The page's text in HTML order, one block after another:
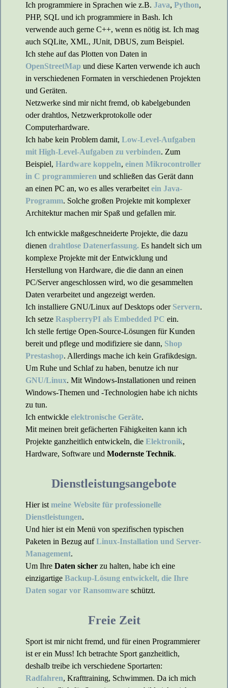
Ich programmiere in Sprachen wie z.B. Java, Python,
PHP, SQL und ich programmiere in Bash. Ich
verwende auch gerne C++, wenn es nötig ist. Ich mag
auch SQLite, XML, JUnit, DBUS, zum Beispiel.
Ich stehe auf das Plotten von Daten in
OpenStreetMap und diese Karten verwende ich auch
in verschiedenen Formaten in verschiedenen Projekten
und Geräten.
Netzwerke sind mir nicht fremd, ob kabelgebunden
oder drahtlos, Netzwerkprotokolle oder
Computerhardware.
Ich habe kein Problem damit, Low-Level-Aufgaben
mit High-Level-Aufgaben zu verbinden. Zum
Beispiel, Hardware koppeln, einen Mikrocontroller
in C programmieren und schließen das Gerät dann
an einen PC an, wo es alles verarbeitet ein Java-
Programm. Solche großen Projekte mit komplexer
Architektur machen mir Spaß und gefallen mir.
Ich entwickle maßgeschneiderte Projekte, die dazu
dienen drahtlose Datenerfassung. Es handelt sich um
komplexe Projekte mit der Entwicklung und
Herstellung von Hardware, die die dann an einen
PC/Server angeschlossen wird, wo die gesammelten
Daten verarbeitet und angezeigt werden.
Ich installiere GNU/Linux auf Desktops oder Servern.
Ich setze RaspberryPI als Embedded PC ein.
Ich stelle fertige Open-Source-Lösungen für Kunden
bereit und pflege und modifiziere sie dann, Shop
Prestashop. Allerdings mache ich kein Grafikdesign.
Um Ruhe und Schlaf zu haben, benutze ich nur
GNU/Linux. Mit Windows-Installationen und reinen
Windows-Themen und -Technologien habe ich nichts
zu tun.
Ich entwickle elektronische Geräte.
Mit meinen breit gefächerten Fähigkeiten kann ich
Projekte ganzheitlich entwickeln, die Elektronik,
Hardware, Software und Modernste Technik.
Dienstleistungsangebote
Hier ist meine Website für professionelle
Dienstleistungen.
Und hier ist ein Menü von spezifischen typischen
Paketen in Bezug aufLinux-Installation und Server-
Management.
Um Ihre Daten sicher zu halten, habe ich eine
einzigartige Backup-Lösung entwickelt, die Ihre
Daten sogar vor Ransomware schützt.
Freie Zeit
Sport ist mir nicht fremd, und für einen Programmierer
ist er ein Muss! Ich betrachte Sport ganzheitlich,
deshalb treibe ich verschiedene Sportarten:
Radfahren, Krafttraining, Schwimmen. Da ich mich